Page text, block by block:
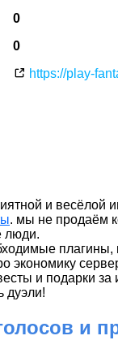
0
0
https://play-
и весёлой
. мы не продаём
люди.
плагины,
экономику
и подарки
дуэли!
и